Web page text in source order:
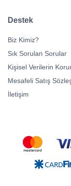
Destek
Biz Kimiz?
Sık Sorulan Sorular
Kişisel Verilerin
Mesafeli Satış
İletişim